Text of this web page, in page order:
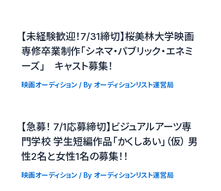
【未経験歓迎！7/31締切】桜美林大学映画
専修卒業制作「シネマ・パブリック・エネミ
ーズ」 キャスト募集！
映画オーディション/ By オーディションリスト運営局
【急募！ 7/1応募締切】ビジュアルアーツ専
門学校 学生短編作品「かくしあい」（仮） 男
性2名と女性1名の募集！！
映画オーディション/ By オーディションリスト運営局